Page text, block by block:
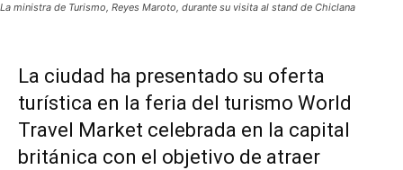
La ministra de Turismo, Reyes Maroto, durante su visita al stand de Chiclana
La ciudad ha presentado su oferta
turística en la feria del turismo World
Travel Market celebrada en la capital
británica con el objetivo de atraer